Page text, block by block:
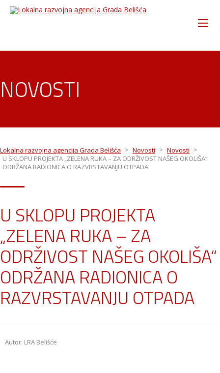
NOVOSTI
Lokalna razvojna agencija Grada Belišća > Novosti > Novosti >
U SKLOPU PROJEKTA „ZELENA RUKA – ZA ODRŽIVOST NAŠEG OKOLIŠA“
ODRŽANA RADIONICA O RAZVRSTAVANJU OTPADA
U SKLOPU PROJEKTA
„ZELENA RUKA – ZA
ODRŽIVOST NAŠEG OKOLIŠA“
ODRŽANA RADIONICA O
RAZVRSTAVANJU OTPADA
Autor: LRA Belišće